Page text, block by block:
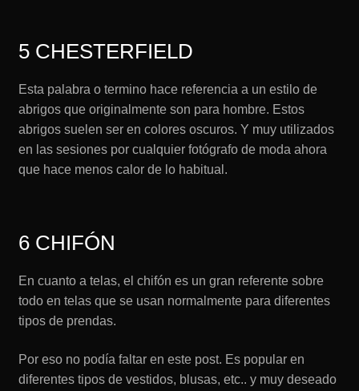
5 CHESTERFIELD
Esta palabra o termino hace referencia a un estilo de
abrigos que originalmente son para hombre. Estos
abrigos suelen ser en colores oscuros. Y muy utilizados
en las sesiones por cualquier fotógrafo de moda ahora
que hace menos calor de lo habitual.
6 CHIFÓN
En cuanto a telas, el chifón es un gran referente sobre
todo en telas que se usan normalmente para diferentes
tipos de prendas.
Por eso no podía faltar en este post. Es popular en
diferentes tipos de vestidos, blusas, etc.. y muy deseado